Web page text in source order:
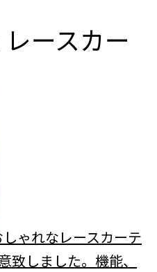
レースカー
ゃれなレースカーテ
致しました。機能、